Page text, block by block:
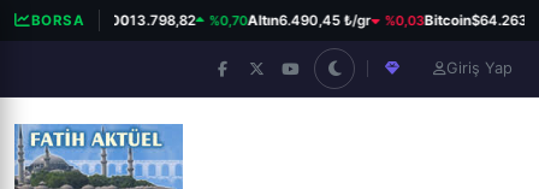
BORSABIST 10013.798,82 %0,70Altın6.490,45 ₺/gr %0,03Bitcoin$64.263
Giriş Yap